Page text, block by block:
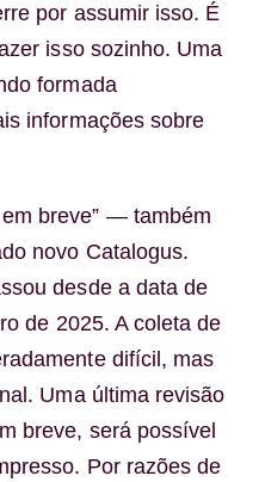
por assumir isso. É
isso sozinho. Uma
formada
informações sobre
breve” — também
novo Catalogus.
desde a data de
de 2025. A coleta de
difícil, mas
Uma última revisão
breve, será possível
Por razões de